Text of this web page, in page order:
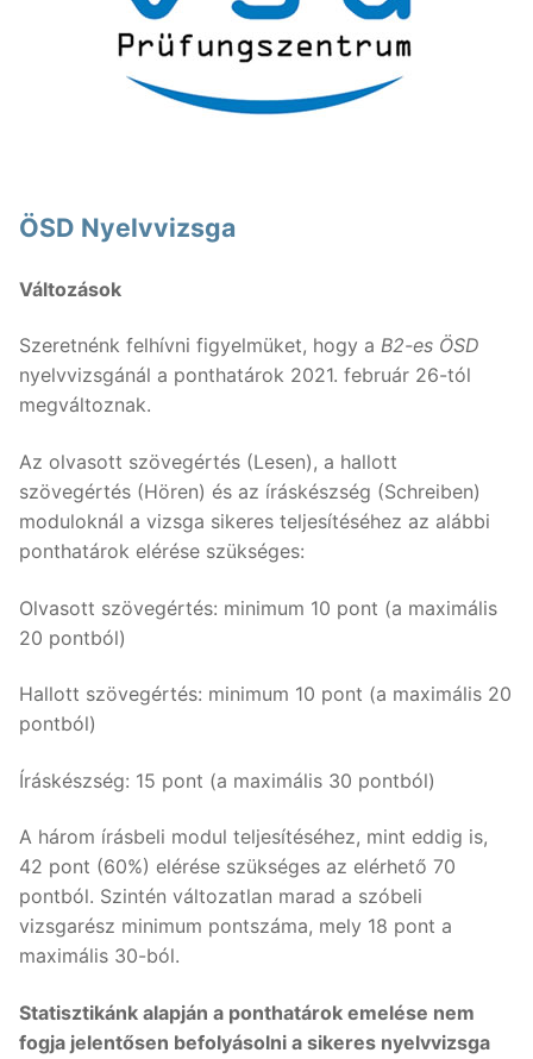
Nyelvtanfolyamok
Lakossági nyelvtanfolyamok
Vállalati nyelvtanfolyamok
Gyermektanfolyamok
Újlatin és orosz nyelv
Fordítás, tolmácsolás
Módszertani központ
Keresése:
ÖSD Nyelvvizsga
Változások
Szeretnénk felhívni figyelmüket, hogy a B2-es ÖSD
nyelvvizsgánál a ponthatárok 2021. február 26-tól
megváltoznak.
Az olvasott szövegértés (Lesen), a hallott
szövegértés (Hören) és az íráskészség (Schreiben)
moduloknál a vizsga sikeres teljesítéséhez az alábbi
ponthatárok elérése szükséges:
Olvasott szövegértés: minimum 10 pont (a maximális
20 pontból)
Hallott szövegértés: minimum 10 pont (a maximális 20
pontból)
Íráskészség: 15 pont (a maximális 30 pontból)
A három írásbeli modul teljesítéséhez, mint eddig is,
42 pont (60%) elérése szükséges az elérhető 70
pontból. Szintén változatlan marad a szóbeli
vizsgarész minimum pontszáma, mely 18 pont a
maximális 30-ból.
Statisztikánk alapján a ponthatárok emelése nem
fogja jelentősen befolyásolni a sikeres nyelvvizsga